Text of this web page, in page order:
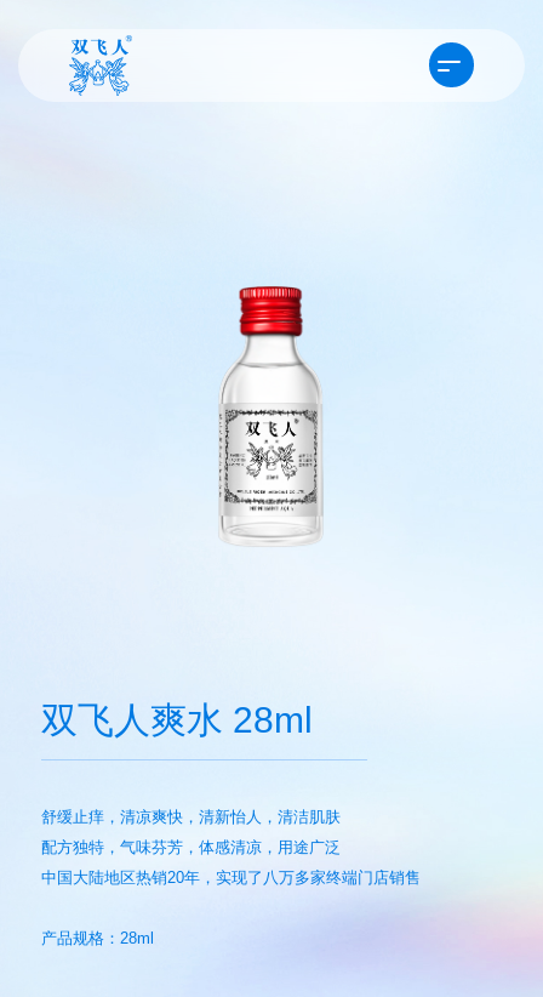
双飞人爽水 28ml
舒缓止痒，清凉爽快，清新怡人，清洁肌肤
配方独特，气味芬芳，体感清凉，用途广泛
中国大陆地区热销20年，实现了八万多家终端门店销售
产品规格：28ml